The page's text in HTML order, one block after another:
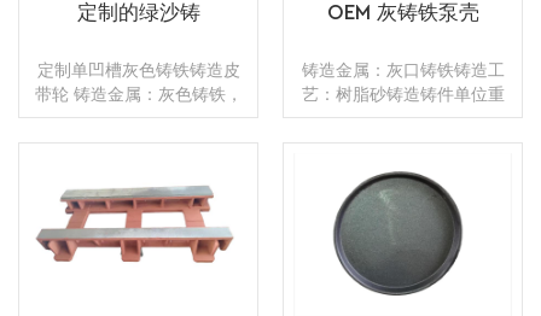
定制的绿沙铸
定制单凹槽灰色铸铁铸造皮
带轮 铸造金属：灰色铸铁，
GG20 / GG25，EN-GJL-
200 / EN-GJL-250 铸造制
斤 主要材料：亚属金属 表面
处理：射击，沙子爆破，粉
末涂料 热处理：退火，归一
化，淬火，回火， 加工：
阅读更多
OEM 灰铸铁泵壳
铸造金属：灰口铸铁铸造工
艺：树脂砂铸造铸件单位重
量：12.00 kg表面处理：抛丸
+机械加工+喷漆或喷粉或防
用：汽车标准：GB ASTM
AISI DIN BS认证：
ISO9001:2008